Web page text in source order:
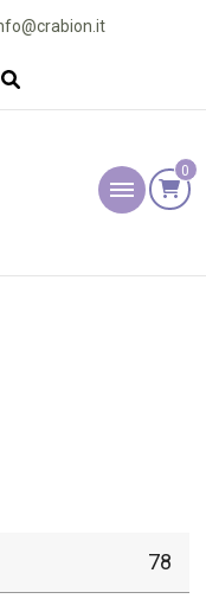
0
78